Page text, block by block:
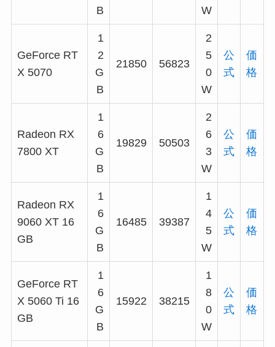
B
W
GeForce RT
X 5070
1
2
G
B
21850 56823
2
5
0
W
公
式
価
格
Radeon RX
7800 XT
1
6
G
B
19829 50503
2
6
3
W
公
式
価
格
Radeon RX
9060 XT 16
GB
1
6
G
B
16485 39387
1
4
5
W
公
式
価
格
GeForce RT
X 5060 Ti 16
GB
1
6
G
B
15922 38215
1
8
0
W
公
式
価
格